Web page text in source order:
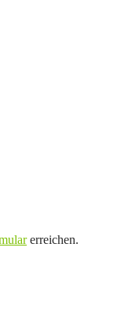
erreichen.